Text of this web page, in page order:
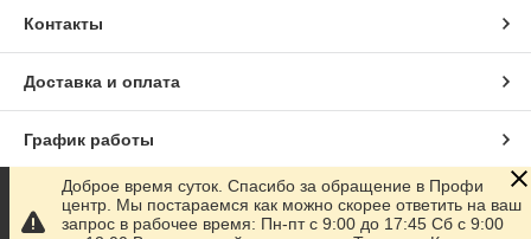
Контакты
Доставка и оплата
График работы
Полная версия сайта
Доброе время суток. Спасибо за обращение в Профи
центр. Мы постараемся как можно скорее ответить на ваш
запрос в рабочее время: Пн-пт с 9:00 до 17:45 Сб с 9:00